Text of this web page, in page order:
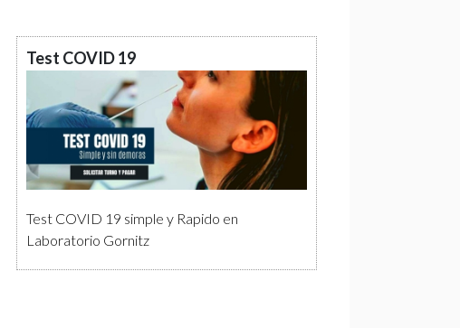
Test COVID 19
Test COVID 19 simple y Rapido en
Laboratorio Gornitz